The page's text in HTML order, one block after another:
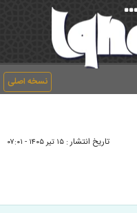
نسخه اصلی
تاریخ انتشار : ۱۵ تير ۱۴۰۵ - ۰۷:۰۱